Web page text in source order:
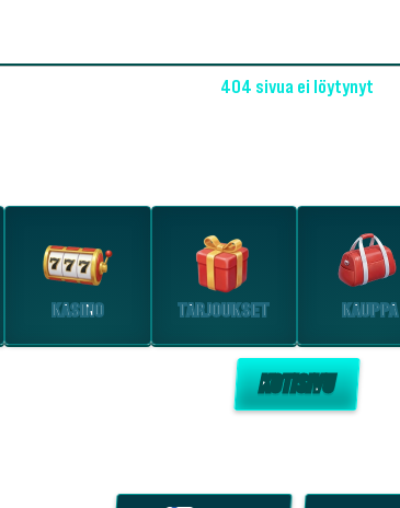
404 sivua ei löytynyt
KASINO TARJOUKSET KAUPPA
KOTISIVU